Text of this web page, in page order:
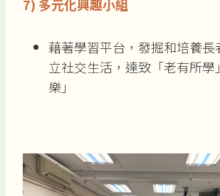
7) 多元化興趣小組
藉著學習平台，發掘和培養長
立社交生活，達致「老有所
樂」